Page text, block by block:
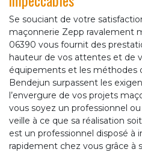
Se souciant de votre
maçonnerie Zepp ravalement
06390 vous fournit des
hauteur de vos attentes et de
équipements et les méthodes
Bendejun surpassent les
l’envergure de vos projets
vous soyez un professionnel
veille à ce que sa réalisation
est un professionnel disposé
rapidement chez vous grâce à